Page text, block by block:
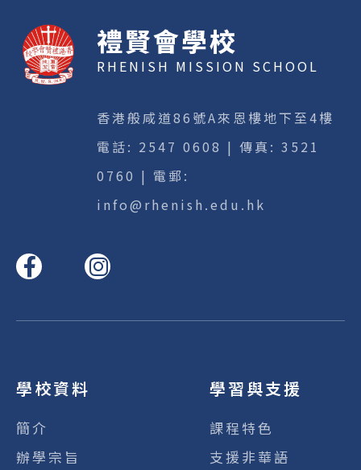
禮賢會學校
RHENISH MISSION SCHOOL
香港般咸道86號A來恩樓地下至4樓
電話: 2547 0608 | 傳真: 3521
0760 | 電郵:
info@rhenish.edu.hk
學校資料
簡介
辦學宗旨
學習與支援
課程特色
支援非華語